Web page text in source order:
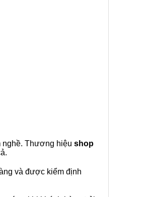
nghề. Thương hiệu shop
và được kiểm định